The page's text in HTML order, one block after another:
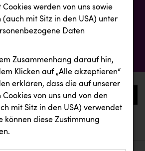
0
werden von uns sowie
mit Sitz in den USA) unter
Daten
Zusammenhang darauf hin,
Klicken auf „Alle akzeptieren“
erklären, dass die auf unserer
Cookies von uns und von den
mit Sitz in den USA) verwendet
können diese Zustimmung